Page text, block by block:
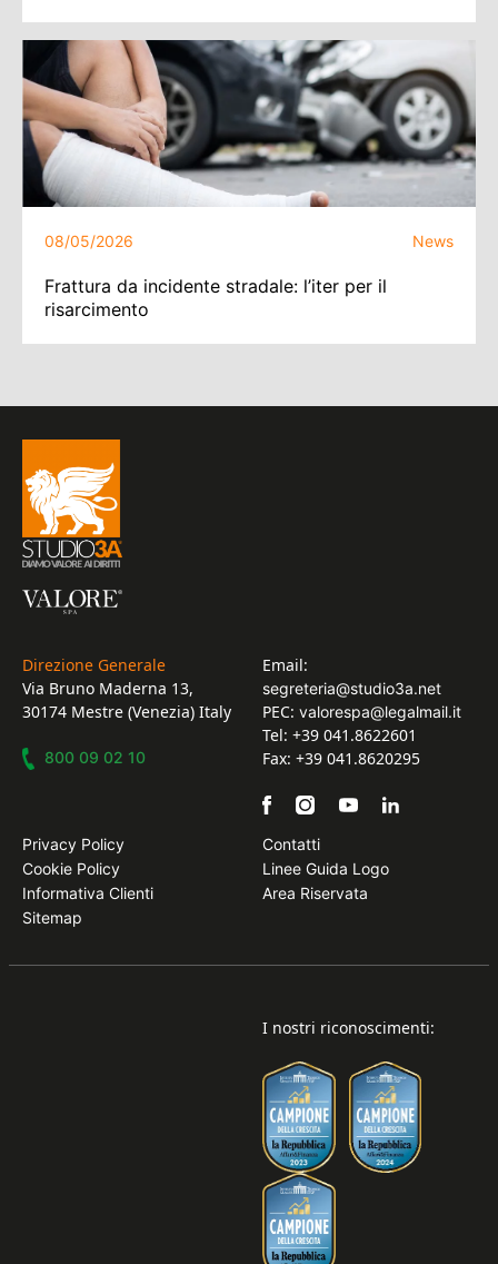
08/05/2026 News
Frattura da incidente stradale: l’iter per il
risarcimento
Direzione Generale
Via Bruno Maderna 13,
30174 Mestre (Venezia) Italy
800 09 02 10
Email:
segreteria@studio3a.net
PEC: valorespa@legalmail.it
Tel: +39 041.8622601
Fax: +39 041.8620295
Privacy Policy
Cookie Policy
Informativa Clienti
Sitemap
Contatti
Linee Guida Logo
Area Riservata
I nostri riconoscimenti: